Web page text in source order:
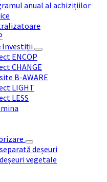
anual al achizițiilor
Investiții
ENCOP
CHANGE
B-AWARE
LIGHT
LESS
deșeuri
vegetale